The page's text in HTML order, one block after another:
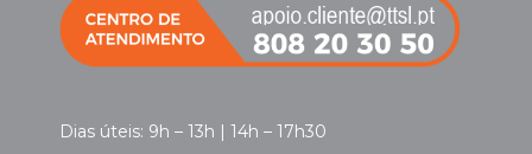
Dias úteis: 9h – 13h | 14h – 17h30